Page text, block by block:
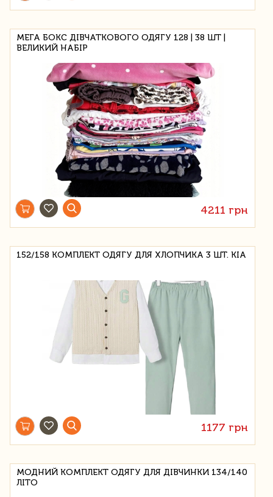
МЕГА БОКС ДІВЧАТКОВОГО ОДЯГУ 128 | 38 ШТ |
ВЕЛИКИЙ НАБІР
4211 грн
152/158 КОМПЛЕКТ ОДЯГУ ДЛЯ ХЛОПЧИКА 3 ШТ. KIA
1177 грн
МОДНИЙ КОМПЛЕКТ ОДЯГУ ДЛЯ ДІВЧИНКИ 134/140
ЛІТО